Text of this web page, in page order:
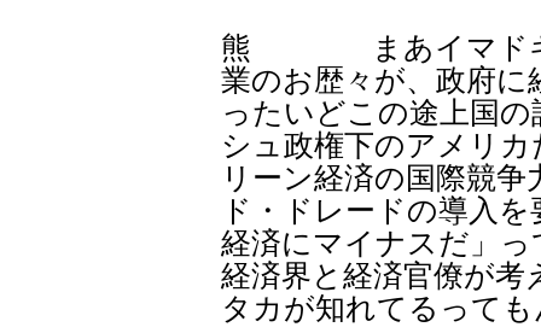
熊 まあイマドキ、
業のお歴々が、政府
ったいどこの途上国
シュ政権下のアメリ
リーン経済の国際競
ド・ドレードの導入
経済にマイナスだ」
経済界と経済官僚が考
タカが知れてるって